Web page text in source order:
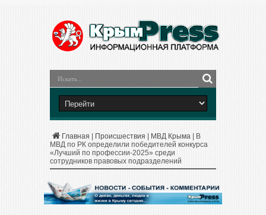
Главная Происшествия МВД Крыма
В
МВД по РК определили победителей конкурса
«Лучший по профессии-2025» среди
сотрудников правовых подразделений